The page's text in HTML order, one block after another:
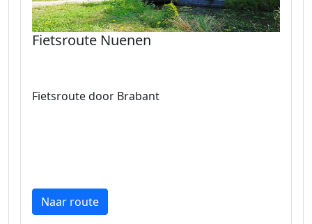
Fietsroute Nuenen
Fietsroute door Brabant
Naar route